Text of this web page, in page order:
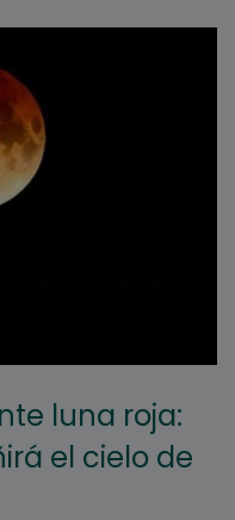
luna roja:
el cielo de